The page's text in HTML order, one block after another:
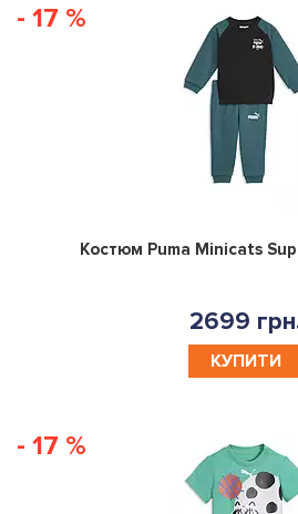
- 17 %
Костюм Puma Minicats
2699
КУПИТИ
- 17 %